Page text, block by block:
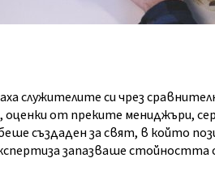
служителите си чрез
оценки от преките мениджъри,
беше създаден за свят, в който
запазваше стойността